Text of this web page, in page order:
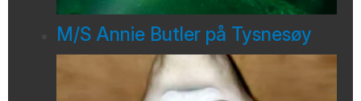
M/S Annie Butler på Tysnesøy